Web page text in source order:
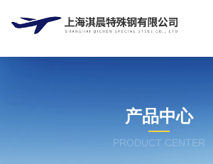
产品中心
PRODUCT CENTER